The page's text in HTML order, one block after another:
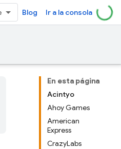
Blog Ir a la consola
En esta página
Acintyo
Ahoy Games
American
Express
CrazyLabs